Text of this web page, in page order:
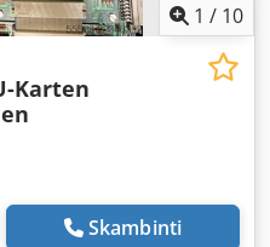
1 / 10
Karten
Skambinti